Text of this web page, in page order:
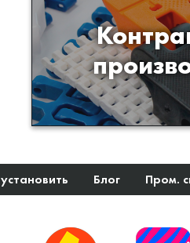
Производство
пластиков и
образцам
Блог Пром.